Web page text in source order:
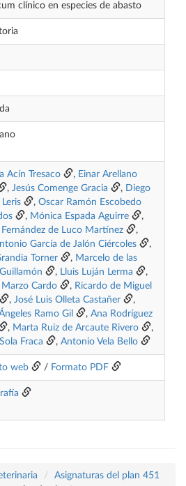
clínico en especies de abasto
Acín Tresaco , Einar Arellano
, Jesús Comenge Gracia , Diego
, Oscar Ramón Escobedo
, Mónica Espada Aguirre
,
Fernández de Luco Martínez
,
García de Jalón Ciércoles
,
Torner
, Marcelo de las
, Lluis Luján Lerma
,
Marzo Cardo
, Ricardo de Miguel
, José Luis Olleta Castañer
,
Ramo Gil
, Ana Rodríguez
, Marta Ruiz de Arcaute Rivero
,
Fraca
, Antonio Vela Bello
web / Formato PDF
Asignaturas del plan 451